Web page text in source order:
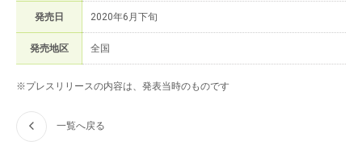
発売日 2020年6月下旬
発売地区 全国
※プレスリリースの内容は、発表当時のものです
一覧へ戻る